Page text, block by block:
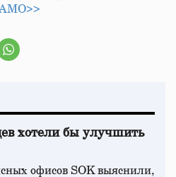
хотели бы улучшить
офисов SOK выяснили,